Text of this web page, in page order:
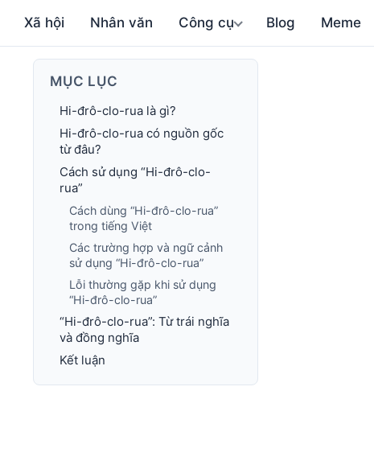
Xã hội Nhân văn Công cụ Blog Meme
MỤC LỤC
Hi-đrô-clo-rua là gì?
Hi-đrô-clo-rua có nguồn gốc
từ đâu?
Cách sử dụng “Hi-đrô-clo-
rua”
Cách dùng “Hi-đrô-clo-rua”
trong tiếng Việt
Các trường hợp và ngữ cảnh
sử dụng “Hi-đrô-clo-rua”
Lỗi thường gặp khi sử dụng
“Hi-đrô-clo-rua”
“Hi-đrô-clo-rua”: Từ trái nghĩa
và đồng nghĩa
Kết luận